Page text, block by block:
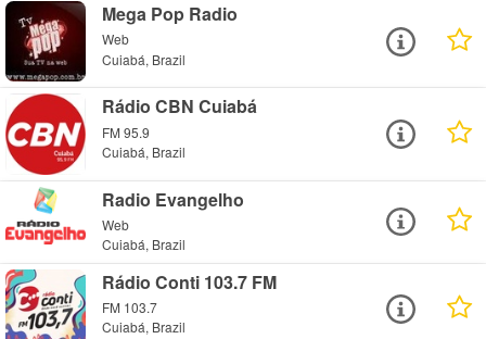
Mega Pop Radio
Web
Cuiabá, Brazil
Rádio CBN Cuiabá
FM 95.9
Cuiabá, Brazil
Radio Evangelho
Web
Cuiabá, Brazil
Rádio Conti 103.7 FM
FM 103.7
Cuiabá, Brazil